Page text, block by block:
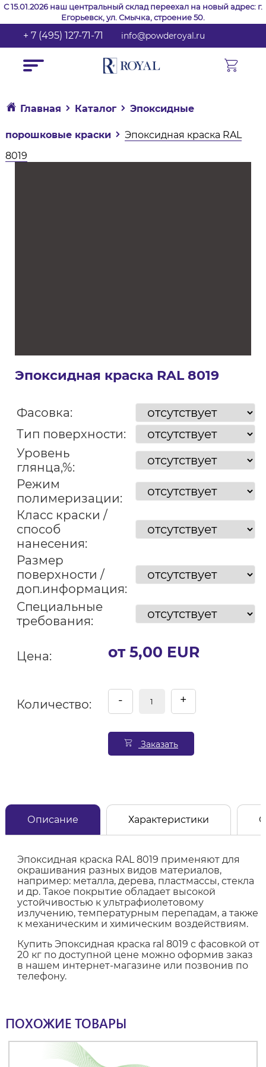
С 15.01.2026 наш центральный склад переехал на новый адрес: г.
Егорьевск, ул. Смычка, строение 50.
+ 7 (495) 127-71-71 info@powderoyal.ru
Главная Каталог Эпоксидные
порошковые краски
Эпоксидная краска RAL
8019
Эпоксидная краска RAL 8019
Фасовка:
Тип поверхности:
Уровень
глянца,%:
Режим
полимеризации:
Класс краски /
способ
нанесения:
Размер
поверхности /
доп.информация:
Специальные
требования:
Цена: от 5,00 EUR
Количество: - +
Заказать
Описание Характеристики
Эпоксидная краска RAL 8019 применяют для
окрашивания разных видов материалов,
например: металла, дерева, пластмассы, стекла
и др. Такое покрытие обладает высокой
устойчивостью к ультрафиолетовому
излучению, температурным перепадам, а также
к механическим и химическим воздействиям.
Купить Эпоксидная краска ral 8019 с фасовкой от
20 кг по доступной цене можно оформив заказ
в нашем интернет-магазине или позвонив по
телефону.
ПОХОЖИЕ ТОВАРЫ